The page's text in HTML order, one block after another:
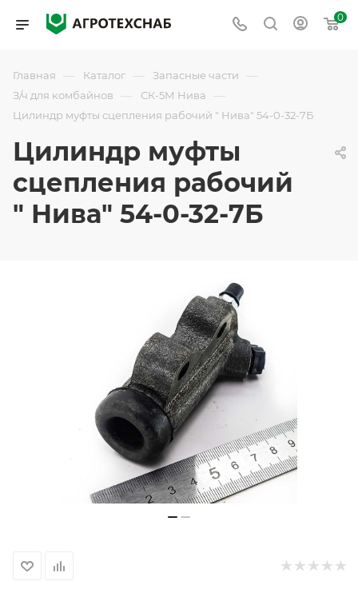
0
Главная — Каталог — Запасные части —
З/ч для комбайнов — СК-5М Нива —
Цилиндр муфты сцепления рабочий " Нива" 54-0-32-7Б
Цилиндр муфты
сцепления рабочий
" Нива" 54-0-32-7Б